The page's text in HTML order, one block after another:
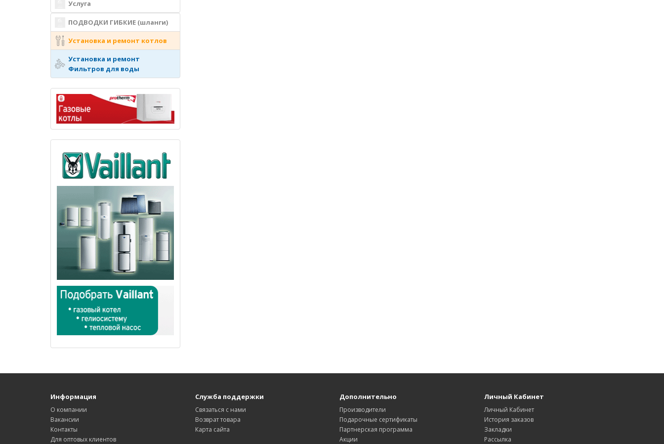
Услуга
ПОДВОДКИ ГИБКИЕ (шланги)
Установка и ремонт котлов
Установка и ремонт
Фильтров для воды
Информация
О компании
Вакансии
Контакты
Для оптовых клиентов
Служба поддержки
Связаться с нами
Возврат товара
Карта сайта
Дополнительно
Производители
Подарочные сертификаты
Партнерская программа
Акции
Личный Кабинет
Личный Кабинет
История заказов
Закладки
Рассылка